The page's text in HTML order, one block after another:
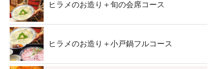
ヒラメのお造り＋旬の会席コース
ヒラメのお造り＋小戸鍋フルコース